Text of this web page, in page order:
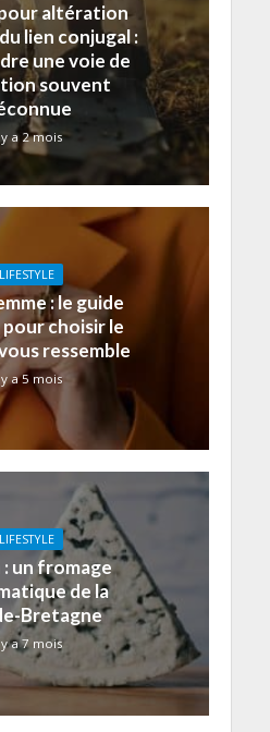
altération
lien conjugal :
une voie de
souvent
y a 2 mois
LIFESTYLE
: le guide
choisir le
ressemble
a 5 mois
LIFESTYLE
un fromage
de la
Bretagne
a 7 mois